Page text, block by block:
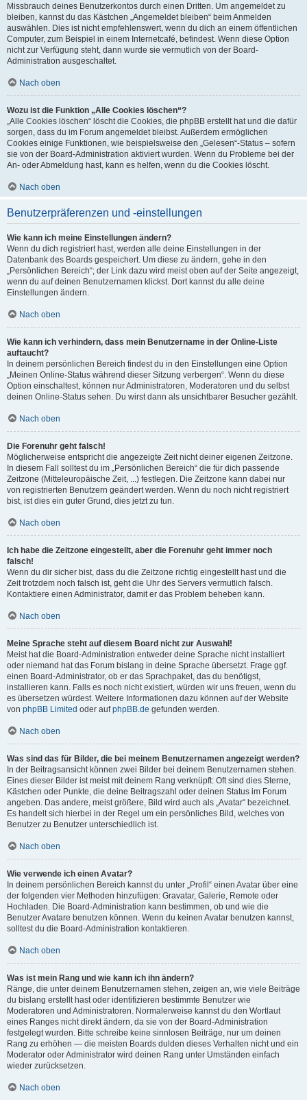
Missbrauch deines Benutzerkontos durch einen Dritten. Um angemeldet zu
bleiben, kannst du das Kästchen „Angemeldet bleiben“ beim Anmelden
auswählen. Dies ist nicht empfehlenswert, wenn du dich an einem öffentlichen
Computer, zum Beispiel in einem Internetcafé, befindest. Wenn diese Option
nicht zur Verfügung steht, dann wurde sie vermutlich von der Board-
Administration ausgeschaltet.
Nach oben
Wozu ist die Funktion „Alle Cookies löschen“?
„Alle Cookies löschen“ löscht die Cookies, die phpBB erstellt hat und die dafür
sorgen, dass du im Forum angemeldet bleibst. Außerdem ermöglichen
Cookies einige Funktionen, wie beispielsweise den „Gelesen“-Status – sofern
sie von der Board-Administration aktiviert wurden. Wenn du Probleme bei der
An- oder Abmeldung hast, kann es helfen, wenn du die Cookies löscht.
Nach oben
Benutzerpräferenzen und -einstellungen
Wie kann ich meine Einstellungen ändern?
Wenn du dich registriert hast, werden alle deine Einstellungen in der
Datenbank des Boards gespeichert. Um diese zu ändern, gehe in den
„Persönlichen Bereich“; der Link dazu wird meist oben auf der Seite angezeigt,
wenn du auf deinen Benutzernamen klickst. Dort kannst du alle deine
Einstellungen ändern.
Nach oben
Wie kann ich verhindern, dass mein Benutzername in der Online-Liste
auftaucht?
In deinem persönlichen Bereich findest du in den Einstellungen eine Option
„Meinen Online-Status während dieser Sitzung verbergen“. Wenn du diese
Option einschaltest, können nur Administratoren, Moderatoren und du selbst
deinen Online-Status sehen. Du wirst dann als unsichtbarer Besucher gezählt.
Nach oben
Die Forenuhr geht falsch!
Möglicherweise entspricht die angezeigte Zeit nicht deiner eigenen Zeitzone.
In diesem Fall solltest du im „Persönlichen Bereich“ die für dich passende
Zeitzone (Mitteleuropäische Zeit, ...) festlegen. Die Zeitzone kann dabei nur
von registrierten Benutzern geändert werden. Wenn du noch nicht registriert
bist, ist dies ein guter Grund, dies jetzt zu tun.
Nach oben
Ich habe die Zeitzone eingestellt, aber die Forenuhr geht immer noch
falsch!
Wenn du dir sicher bist, dass du die Zeitzone richtig eingestellt hast und die
Zeit trotzdem noch falsch ist, geht die Uhr des Servers vermutlich falsch.
Kontaktiere einen Administrator, damit er das Problem beheben kann.
Nach oben
Meine Sprache steht auf diesem Board nicht zur Auswahl!
Meist hat die Board-Administration entweder deine Sprache nicht installiert
oder niemand hat das Forum bislang in deine Sprache übersetzt. Frage ggf.
einen Board-Administrator, ob er das Sprachpaket, das du benötigst,
installieren kann. Falls es noch nicht existiert, würden wir uns freuen, wenn du
es übersetzen würdest. Weitere Informationen dazu können auf der Website
von phpBB Limited oder aufphpBB.de gefunden werden.
Nach oben
Was sind das für Bilder, die bei meinem Benutzernamen angezeigt werden?
In der Beitragsansicht können zwei Bilder bei deinem Benutzernamen stehen.
Eines dieser Bilder ist meist mit deinem Rang verknüpft: Oft sind dies Sterne,
Kästchen oder Punkte, die deine Beitragszahl oder deinen Status im Forum
angeben. Das andere, meist größere, Bild wird auch als „Avatar“ bezeichnet.
Es handelt sich hierbei in der Regel um ein persönliches Bild, welches von
Benutzer zu Benutzer unterschiedlich ist.
Nach oben
Wie verwende ich einen Avatar?
In deinem persönlichen Bereich kannst du unter „Profil“ einen Avatar über eine
der folgenden vier Methoden hinzufügen: Gravatar, Galerie, Remote oder
Hochladen. Die Board-Administration kann bestimmen, ob und wie die
Benutzer Avatare benutzen können. Wenn du keinen Avatar benutzen kannst,
solltest du die Board-Administration kontaktieren.
Nach oben
Was ist mein Rang und wie kann ich ihn ändern?
Ränge, die unter deinem Benutzernamen stehen, zeigen an, wie viele Beiträge
du bislang erstellt hast oder identifizieren bestimmte Benutzer wie
Moderatoren und Administratoren. Normalerweise kannst du den Wortlaut
eines Ranges nicht direkt ändern, da sie von der Board-Administration
festgelegt wurden. Bitte schreibe keine sinnlosen Beiträge, nur um deinen
Rang zu erhöhen — die meisten Boards dulden dieses Verhalten nicht und ein
Moderator oder Administrator wird deinen Rang unter Umständen einfach
wieder zurücksetzen.
Nach oben